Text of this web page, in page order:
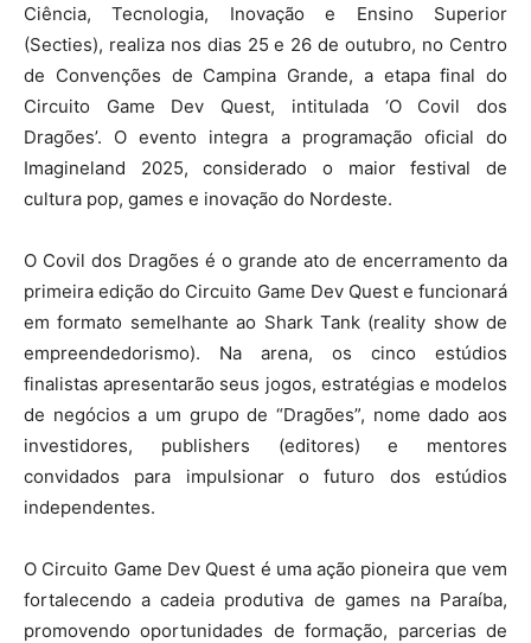
Ciência, Tecnologia, Inovação e Ensino Superior
(Secties), realiza nos dias 25 e 26 de outubro, no Centro
de Convenções de Campina Grande, a etapa final do
Circuito Game Dev Quest, intitulada ‘O Covil dos
Dragões’. O evento integra a programação oficial do
Imagineland 2025, considerado o maior festival de
cultura pop, games e inovação do Nordeste.
O Covil dos Dragões é o grande ato de encerramento da
primeira edição do Circuito Game Dev Quest e funcionará
em formato semelhante ao Shark Tank (reality show de
empreendedorismo). Na arena, os cinco estúdios
finalistas apresentarão seus jogos, estratégias e modelos
de negócios a um grupo de “Dragões”, nome dado aos
investidores, publishers (editores) e mentores
convidados para impulsionar o futuro dos estúdios
independentes.
O Circuito Game Dev Quest é uma ação pioneira que vem
fortalecendo a cadeia produtiva de games na Paraíba,
promovendo oportunidades de formação, parcerias de